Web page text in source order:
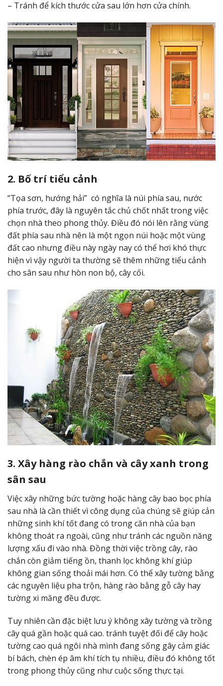
– Tránh để kích thước cửa sau lớn hơn cửa chính.
2. Bố trí tiểu cảnh
“Tọa sơn, hướng hải” có nghĩa là núi phía sau, nước
phía trước, đây là nguyên tắc chủ chốt nhất trong việc
chọn nhà theo phong thủy. Điều đó nói lên rằng vùng
đất phía sau nhà nên là một ngọn núi hoặc một vùng
đất cao nhưng điều này ngày nay có thể hơi khó thực
hiện vì vậy người ta thường sẽ thêm những tiểu cảnh
cho sân sau như hòn non bộ, cây cối.
3. Xây hàng rào chắn và cây xanh trong
sân sau
Việc xây những bức tường hoặc hàng cây bao bọc phía
sau nhà là cần thiết vì công dụng của chúng sẽ giúp cản
những sinh khí tốt đang có trong căn nhà của bạn
không thoát ra ngoài, cũng như tránh các nguồn năng
lượng xấu đi vào nhà. Đồng thời việc trồng cây, rào
chắn còn giảm tiếng ồn, thanh lọc không khí giúp
không gian sống thoải mái hơn. Có thể xây tường bằng
các nguyên liệu pha trộn, hàng rào bằng gỗ cây hay
tường xi măng đều được.
Tuy nhiên cần đặc biệt lưu ý không xây tường và trồng
cây quá gần hoặc quá cao. tránh tuyệt đối để cây hoặc
tường cao quá ngôi nhà mình đang sống gây cảm giác
bí bách, chèn ép âm khí tích tụ nhiều, điều đó không tốt
trong phong thủy cũng như cuộc sống thực tại.